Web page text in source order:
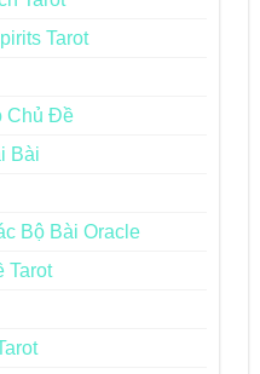
Tarot
Chủ Đề
Bài
Bộ Bài Oracle
Tarot